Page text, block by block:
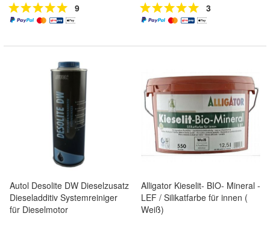
9 3
Autol Desolite DW Dieselzusatz
Dieseladditiv Systemreiniger
für Dieselmotor
Alligator Kieselit- BIO- Mineral -
LEF / Silikatfarbe für innen (
Weiß)